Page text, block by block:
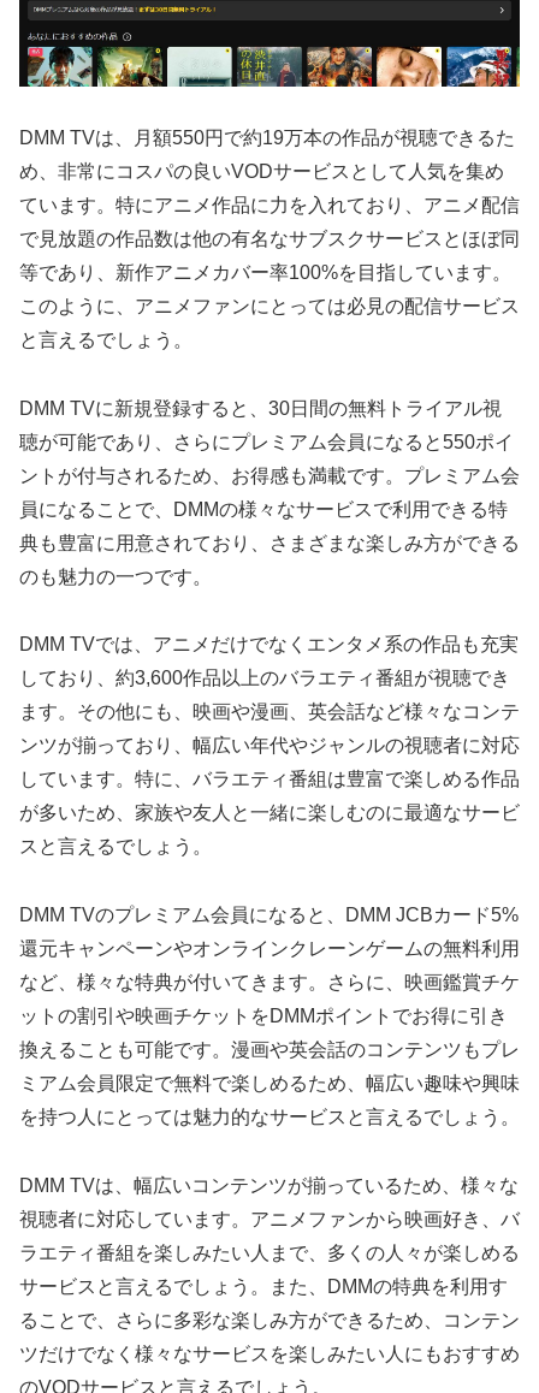
DMM TVは、月額550円で約19万本の作品が視聴できるた
め、非常にコスパの良いVODサービスとして人気を集め
ています。特にアニメ作品に力を入れており、アニメ配信
で見放題の作品数は他の有名なサブスクサービスとほぼ同
等であり、新作アニメカバー率100%を目指しています。
このように、アニメファンにとっては必見の配信サービス
と言えるでしょう。
DMM TVに新規登録すると、30日間の無料トライアル視
聴が可能であり、さらにプレミアム会員になると550ポイ
ントが付与されるため、お得感も満載です。プレミアム会
員になることで、DMMの様々なサービスで利用できる特
典も豊富に用意されており、さまざまな楽しみ方ができる
のも魅力の一つです。
DMM TVでは、アニメだけでなくエンタメ系の作品も充実
しており、約3,600作品以上のバラエティ番組が視聴でき
ます。その他にも、映画や漫画、英会話など様々なコンテ
ンツが揃っており、幅広い年代やジャンルの視聴者に対応
しています。特に、バラエティ番組は豊富で楽しめる作品
が多いため、家族や友人と一緒に楽しむのに最適なサービ
スと言えるでしょう。
DMM TVのプレミアム会員になると、DMM JCBカード5%
還元キャンペーンやオンラインクレーンゲームの無料利用
など、様々な特典が付いてきます。さらに、映画鑑賞チケ
ットの割引や映画チケットをDMMポイントでお得に引き
換えることも可能です。漫画や英会話のコンテンツもプレ
ミアム会員限定で無料で楽しめるため、幅広い趣味や興味
を持つ人にとっては魅力的なサービスと言えるでしょう。
DMM TVは、幅広いコンテンツが揃っているため、様々な
視聴者に対応しています。アニメファンから映画好き、バ
ラエティ番組を楽しみたい人まで、多くの人々が楽しめる
サービスと言えるでしょう。また、DMMの特典を利用す
ることで、さらに多彩な楽しみ方ができるため、コンテン
ツだけでなく様々なサービスを楽しみたい人にもおすすめ
のVODサービスと言えるでしょう。